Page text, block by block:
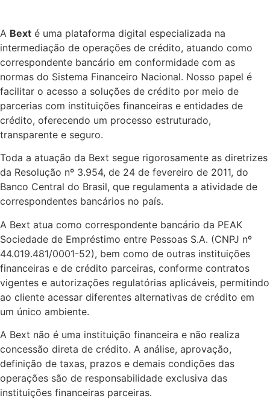
A Bext é uma plataforma digital especializada na
intermediação de operações de crédito, atuando como
correspondente bancário em conformidade com as
normas do Sistema Financeiro Nacional. Nosso papel é
facilitar o acesso a soluções de crédito por meio de
parcerias com instituições financeiras e entidades de
crédito, oferecendo um processo estruturado,
transparente e seguro.
Toda a atuação da Bext segue rigorosamente as diretrizes
da Resolução nº 3.954, de 24 de fevereiro de 2011, do
Banco Central do Brasil, que regulamenta a atividade de
correspondentes bancários no país.
A Bext atua como correspondente bancário da PEAK
Sociedade de Empréstimo entre Pessoas S.A. (CNPJ nº
44.019.481/0001-52), bem como de outras instituições
financeiras e de crédito parceiras, conforme contratos
vigentes e autorizações regulatórias aplicáveis, permitindo
ao cliente acessar diferentes alternativas de crédito em
um único ambiente.
A Bext não é uma instituição financeira e não realiza
concessão direta de crédito. A análise, aprovação,
definição de taxas, prazos e demais condições das
operações são de responsabilidade exclusiva das
instituições financeiras parceiras.